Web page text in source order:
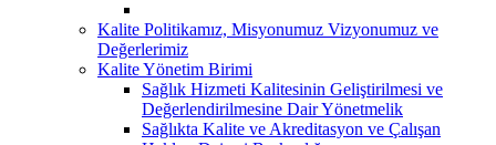
Kalite Politikamız, Misyonumuz Vizyonumuz ve
Değerlerimiz
Kalite Yönetim Birimi
Sağlık Hizmeti Kalitesinin Geliştirilmesi ve
Değerlendirilmesine Dair Yönetmelik
Sağlıkta Kalite ve Akreditasyon ve Çalışan